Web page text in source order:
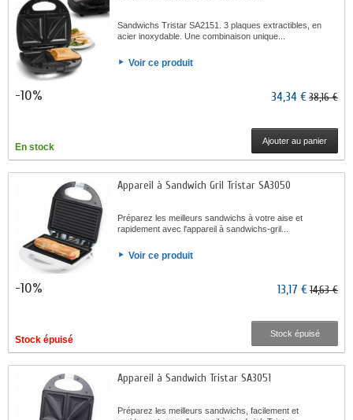
Sandwichs Tristar SA2151. 3 plaques extractibles, en
acier inoxydable. Une combinaison unique...
Voir ce produit
-10% 34,34 €38,16 €
En stock
Ajouter au panier
Appareil à Sandwich Gril Tristar SA3050
Préparez les meilleurs sandwichs à votre aise et
rapidement avec l'appareil à sandwichs-gril...
Voir ce produit
-10% 13,17 €14,63 €
Stock épuisé
Stock épuisé
Appareil à Sandwich Tristar SA3051
Préparez les meilleurs sandwichs, facilement et